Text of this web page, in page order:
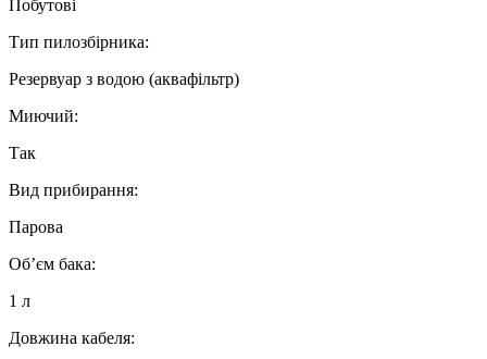
Побутові
Тип пилозбірника:
Резервуар з водою (аквафільтр)
Миючий:
Так
Вид прибирання:
Парова
Об’єм бака:
1 л
Довжина кабеля: